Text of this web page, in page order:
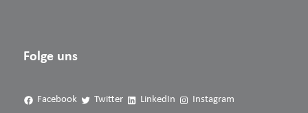
Folge uns
Facebook Twitter LinkedIn Instagram